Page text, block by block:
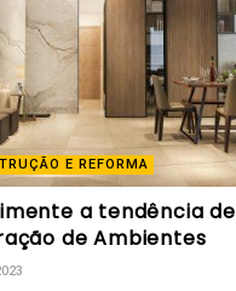
E REFORMA
a tendência de
de Ambientes